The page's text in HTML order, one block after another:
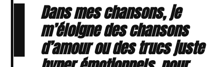
Dans mes chansons, je
m’éloigne des chansons
d’amour ou des trucs juste